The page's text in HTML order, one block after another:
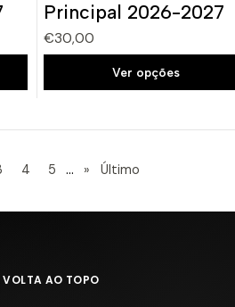
Principal 2026-2027
€30,00
Ver opções
4 5 ... » Último
VOLTA AO TOPO